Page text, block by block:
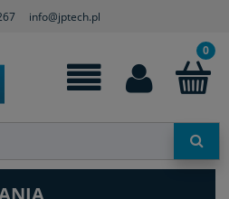
info@jptech.pl